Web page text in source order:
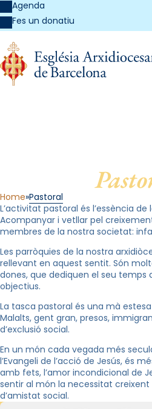
Agenda
Fes un donatiu
Home Pastoral
L’activitat pastoral és l’essència de
Acompanyar i vetllar pel
membres de la nostra societat:
Les parròquies de la nostra
rellevant en aquest sentit. Són
dones, que dediquen el seu temps
objectius.
La tasca pastoral és una mà
Malalts, gent gran, presos,
d’exclusió social.
En un món cada vegada més
l’Evangeli de l’acció de Jesús, és
amb fets, l’amor incondicional de
sentir al món la necessitat creixent
d’amistat social.